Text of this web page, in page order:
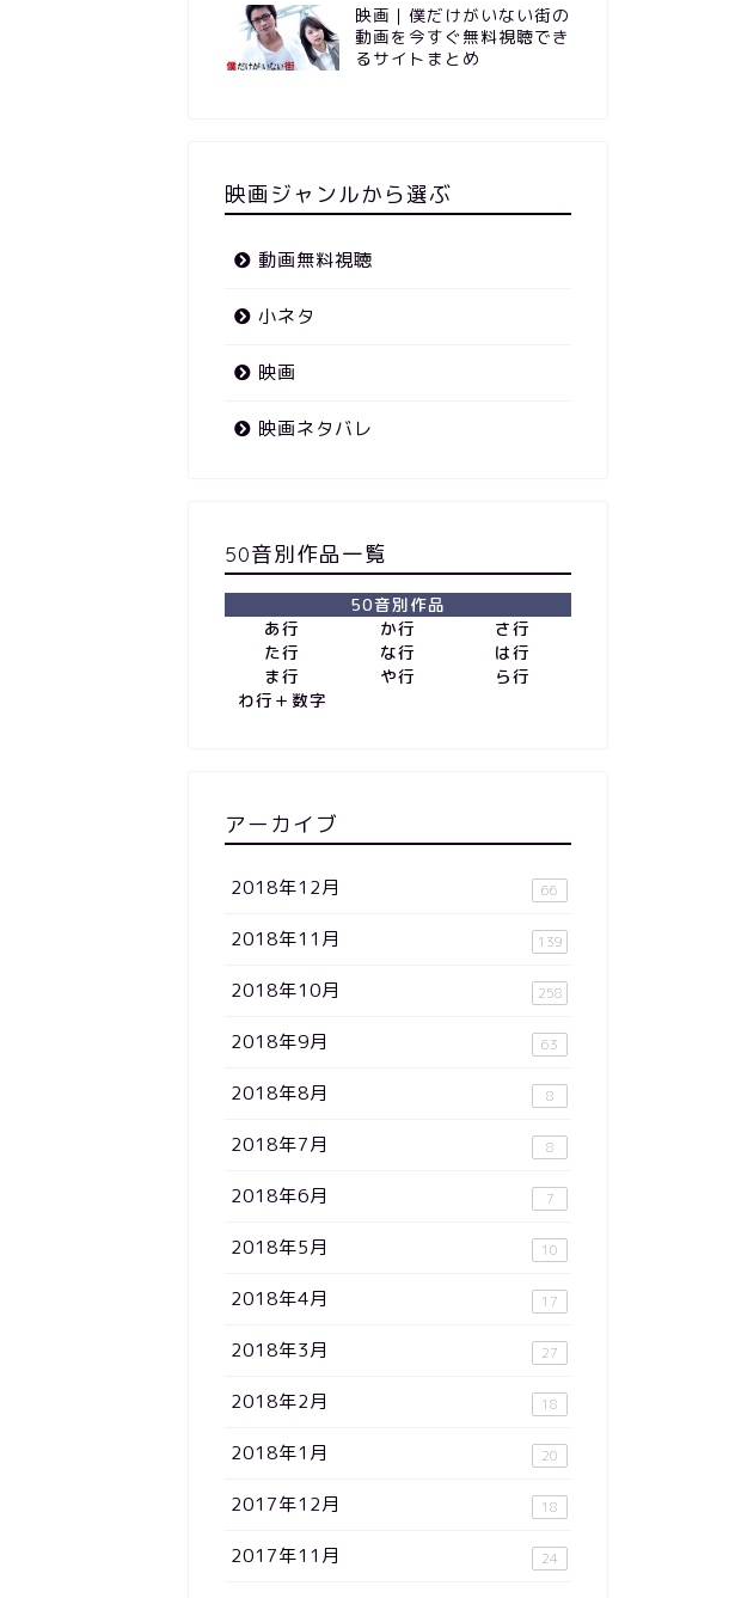
映画｜僕だけがいない街の
動画を今すぐ無料視聴でき
るサイトまとめ
映画ジャンルから選ぶ
動画無料視聴
小ネタ
映画
映画ネタバレ
50音別作品一覧
50音別作品
あ行
か行
さ行
た行
な行
は行
ま行
や行
ら行
わ行＋数字
アーカイブ
2018年12月 66
2018年11月 139
2018年10月 258
2018年9月 63
2018年8月 8
2018年7月 8
2018年6月 7
2018年5月 10
2018年4月 17
2018年3月 27
2018年2月 18
2018年1月 20
2017年12月 18
2017年11月 24